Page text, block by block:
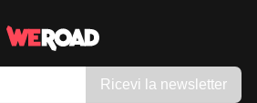
Ricevi la newsletter